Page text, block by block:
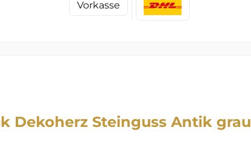
Vorkasse
Dekoherz Steinguss Antik grau